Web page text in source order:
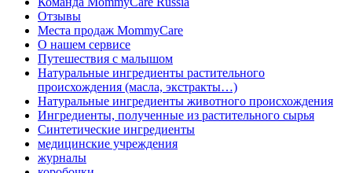
Отзывы
Места продаж MommyCare
О нашем сервисе
Путешествия с малышом
Натуральные ингредиенты растительного
происхождения (масла, экстракты…)
Натуральные ингредиенты животного происхождения
Ингредиенты, полученные из растительного сырья
Синтетические ингредиенты
медицинские учреждения
журналы